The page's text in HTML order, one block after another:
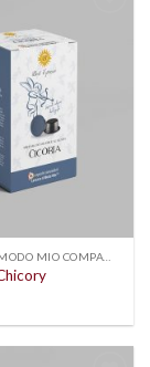
LAVAZZA A MODO MIO COMPATIBLE